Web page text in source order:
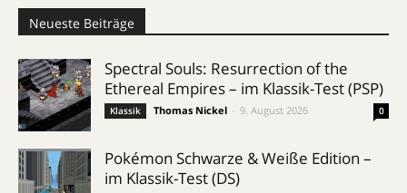
Neueste Beiträge
Spectral Souls: Resurrection of the
Ethereal Empires – im Klassik-Test (PSP)
Klassik Thomas Nickel 9. August 2026 0
Pokémon Schwarze & Weiße Edition –
im Klassik-Test (DS)